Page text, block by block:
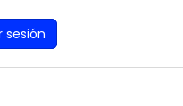
sesión